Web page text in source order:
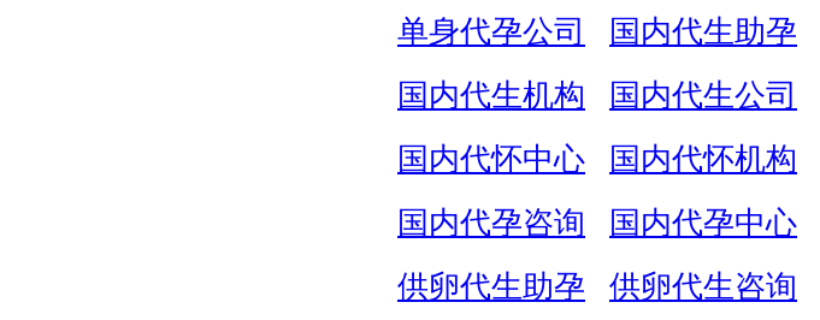
单身代孕公司
国内代生助孕
国内代生机构
国内代生公司
国内代怀中心
国内代怀机构
国内代孕咨询
国内代孕中心
供卵代生助孕
供卵代生咨询